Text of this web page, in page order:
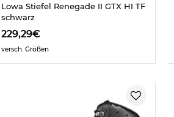
Lowa Stiefel Renegade II GTX HI TF
schwarz
229,29€
versch. Größen